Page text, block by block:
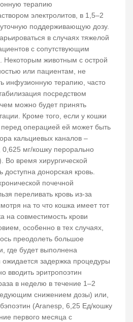
терапию
электролитов, в 1,5–2
поддерживающую дозу.
в случаях тяжелой
с сопутствующим
Некоторым животным с острой
или пациентам, не
инфузионную терапию, часто
посредством
можно будет принять
Кроме того, если у кошки
перед операцией ей может быть
кальциевых каналов –
мг/кошку перорально
Во время хирургической
донорская кровь.
почечной
переливать кровь из-за
на то что кошка имеет тот
на совместимость крови
особенно в тех случаях,
преодолеть большое
где будет выполнена
задержка процедуры
вводить эритропоэтин
в неделю в течение 1–2
снижением дозы) или,
(Aranesp, 6,25 Ед/кошку
первого месяца с